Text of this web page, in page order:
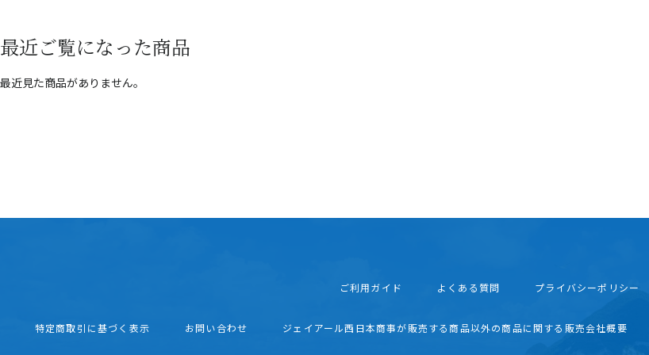
最近ご覧になった商品
最近見た商品がありません。
ご利用ガイド よくある質問 プライバシーポリシー
特定商取引に基づく表示 お問い合わせ ジェイアール西日本商事が販売する商品以外の商品に関する販売会社概要